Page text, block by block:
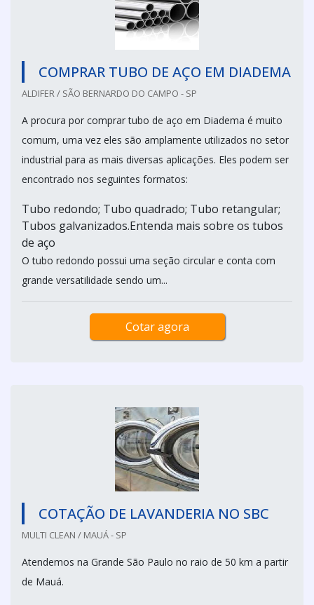
COMPRAR TUBO DE AÇO EM DIADEMA
ALDIFER / SÃO BERNARDO DO CAMPO - SP
A procura por comprar tubo de aço em Diadema é muito
comum, uma vez eles são amplamente utilizados no setor
industrial para as mais diversas aplicações. Eles podem ser
encontrado nos seguintes formatos:
Tubo redondo; Tubo quadrado; Tubo retangular;
Tubos galvanizados.Entenda mais sobre os tubos
de aço
O tubo redondo possui uma seção circular e conta com
grande versatilidade sendo um...
Cotar agora
COTAÇÃO DE LAVANDERIA NO SBC
MULTI CLEAN / MAUÁ - SP
Atendemos na Grande São Paulo no raio de 50 km a partir
de Mauá.